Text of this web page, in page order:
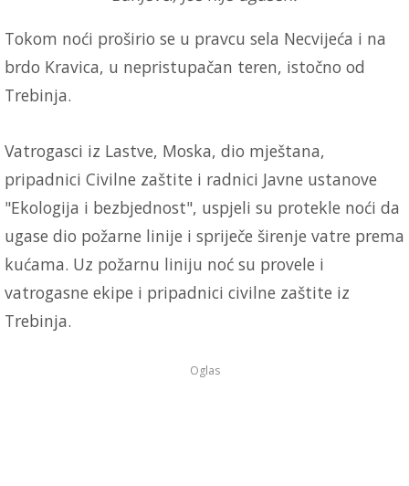
Tokom noći proširio se u pravcu sela Necvijeća i na
brdo Kravica, u nepristupačan teren, istočno od
Trebinja.
Vatrogasci iz Lastve, Moska, dio mještana,
pripadnici Civilne zaštite i radnici Javne ustanove
"Ekologija i bezbjednost", uspjeli su protekle noći da
ugase dio požarne linije i spriječe širenje vatre prema
kućama. Uz požarnu liniju noć su provele i
vatrogasne ekipe i pripadnici civilne zaštite iz
Trebinja.
Oglas